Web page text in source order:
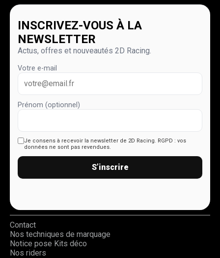
INSCRIVEZ-VOUS À LA
NEWSLETTER
Actus, offres et nouveautés 2D Racing.
Votre e-mail
Prénom (optionnel)
Je consens à recevoir la newsletter de 2D Racing. RGPD : vos
données ne sont pas revendues.
S’inscrire
Contact
Nos techniques de marquage
Notice pose Kits déco
Nos riders